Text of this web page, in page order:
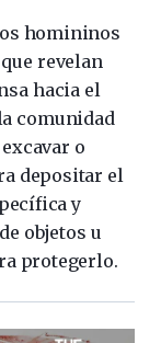
homininos
revelan
hacia el
comunidad
o
depositar el
y
objetos u
protegerlo.